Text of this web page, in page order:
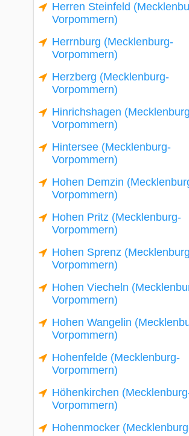
Herren Steinfeld
Vorpommern)
Herrnburg (Mecklenburg-
Vorpommern)
Herzberg (Mecklenburg-
Vorpommern)
Hinrichshagen
Vorpommern)
Hintersee (Mecklenburg-
Vorpommern)
Hohen Demzin
Vorpommern)
Hohen Pritz (Mecklenburg-
Vorpommern)
Hohen Sprenz
Vorpommern)
Hohen Viecheln
Vorpommern)
Hohen Wangelin
Vorpommern)
Hohenfelde (Mecklenburg-
Vorpommern)
Höhenkirchen
Vorpommern)
Hohenmocker